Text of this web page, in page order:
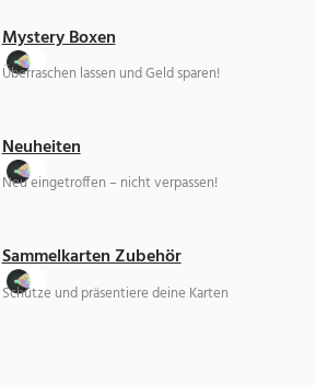
Mystery Boxen
Überraschen lassen und Geld sparen!
Neuheiten
Neu eingetroffen – nicht verpassen!
Sammelkarten Zubehör
Schütze und präsentiere deine Karten